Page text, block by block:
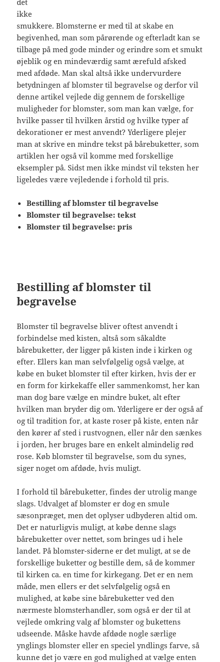
det
ikke
smukkere. Blomsterne er med til at skabe en
begivenhed, man som pårørende og efterladt kan se
tilbage på med gode minder og erindre som et smukt
øjeblik og en mindeværdig samt ærefuld afsked
med afdøde. Man skal altså ikke undervurdere
betydningen af blomster til begravelse og derfor vil
denne artikel vejlede dig gennem de forskellige
muligheder for blomster, som man kan vælge, for
hvilke passer til hvilken årstid og hvilke typer af
dekorationer er mest anvendt? Yderligere plejer
man at skrive en mindre tekst på bårebuketter, som
artiklen her også vil komme med forskellige
eksempler på. Sidst men ikke mindst vil teksten her
ligeledes være vejledende i forhold til pris.
Bestilling af blomster til begravelse
Blomster til begravelse: tekst
Blomster til begravelse: pris
Bestilling af blomster til
begravelse
Blomster til begravelse bliver oftest anvendt i
forbindelse med kisten, altså som såkaldte
bårebuketter, der ligger på kisten inde i kirken og
efter. Ellers kan man selvfølgelig også vælge, at
købe en buket blomster til efter kirken, hvis der er
en form for kirkekaffe eller sammenkomst, her kan
man dog bare vælge en mindre buket, alt efter
hvilken man bryder dig om. Yderligere er der også af
og til tradition for, at kaste roser på kiste, enten når
den kører af sted i rustvognen, eller når den sænkes
i jorden, her bruges bare en enkelt almindelig rød
rose. Køb blomster til begravelse, som du synes,
siger noget om afdøde, hvis muligt.
I forhold til bårebuketter, findes der utrolig mange
slags. Udvalget af blomster er dog en smule
sæsonpræget, men det oplyser udbyderen altid om.
Det er naturligvis muligt, at købe denne slags
bårebuketter over nettet, som bringes ud i hele
landet. På blomster-siderne er det muligt, at se de
forskellige buketter og bestille dem, så de kommer
til kirken ca. en time for kirkegang. Det er en nem
måde, men ellers er det selvfølgelig også en
mulighed, at købe sine bårebuketter ved den
nærmeste blomsterhandler, som også er der til at
vejlede omkring valg af blomster og bukettens
udseende. Måske havde afdøde nogle særlige
ynglings blomster eller en speciel yndlings farve, så
kunne det jo være en god mulighed at vælge enten